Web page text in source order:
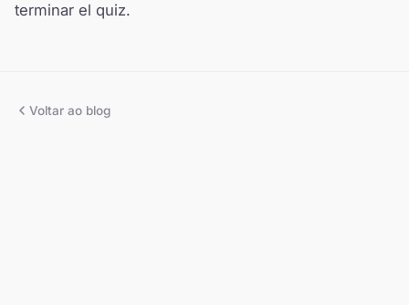
terminar el quiz.
Voltar ao blog